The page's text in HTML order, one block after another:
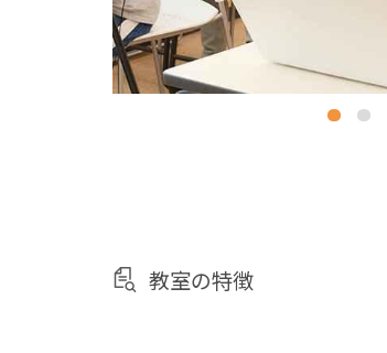
教室の特徴